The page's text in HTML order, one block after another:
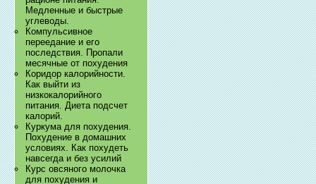
Медленные и быстрые
углеводы.
Компульсивное
переедание и его
последствия. Пропали
месячные от похудения
Коридор калорийности.
Как выйти из
низкокалорийного
питания. Диета подсчет
калорий.
Куркума для похудения.
Похудение в домашних
условиях. Как похудеть
навсегда и без усилий
Курс овсяного молочка
для похудения и